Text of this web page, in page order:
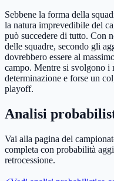
Sebbene la forma della
la natura imprevedibile del
può succedere di tutto. Con
delle squadre, secondo gli
dovrebbero essere al
campo. Mentre si svolgono i
determinazione e forse un
playoff.
Analisi
Vai alla pagina del
completa con probabilità
retrocessione.